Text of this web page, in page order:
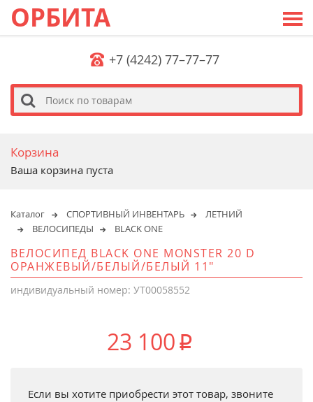
ОРБИТА
+7 (4242) 77–77–77
s
Корзина
Ваша корзина пуста
Каталог СПОРТИВНЫЙ ИНВЕНТАРЬ
ЛЕТНИЙ
ВЕЛОСИПЕДЫ
BLACK ONE
ВЕЛОСИПЕД BLACK ONE MONSTER 20 D
ОРАНЖЕВЫЙ/БЕЛЫЙ/БЕЛЫЙ 11"
индивидуальный номер: УТ00058552
23 100 p
Если вы хотите приобрести этот товар, звоните